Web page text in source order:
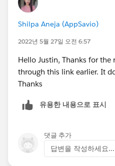
Shilpa Aneja (AppSavio)
2022년 5월 27일 오전 6:57
Hello Justin, Thanks for the
through this link earlier. It
Thanks
유용한 내용으로 표시
댓글 추가
답변을 작성하세요...